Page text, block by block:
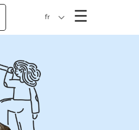
fr ☰